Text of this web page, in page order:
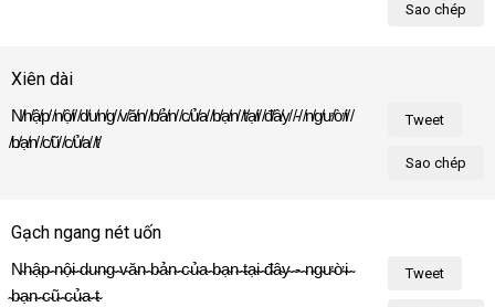
Sao chép
Xiên dài
Tweet
Sao chép
N̸h̸ậ̸p̸ ̸n̸ộ̸i̸ ̸d̸u̸n̸g̸ ̸v̸ă̸n̸ ̸b̸ả̸n̸ ̸c̸ủ̸a̸ ̸b̸ạ̸n̸ ̸t̸ạ̸i̸ ̸đ̸â̸y̸ ̸-̸ ̸n̸g̸ư̸ờ̸i̸
̸b̸ạ̸n̸ ̸c̸ũ̸ ̸c̸ủ̸a̸ ̸t̸ô̸i̸!̸
Gạch ngang nét uốn
Tweet
N̴h̴ậ̴p̴ ̴n̴ộ̴i̴ ̴d̴u̴n̴g̴ ̴v̴ă̴n̴ ̴b̴ả̴n̴ ̴c̴ủ̴a̴ ̴b̴ạ̴n̴ ̴t̴ạ̴i̴ ̴đ̴â̴y̴ ̴-̴ ̴n̴g̴ư̴ờ̴i̴
̴b̴ạ̴n̴ ̴c̴ũ̴ ̴c̴ủ̴a̴ ̴t̴ô̴i̴!̴